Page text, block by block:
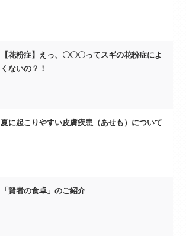
【花粉症】えっ、〇〇〇ってスギの花粉症によ
くないの？！
夏に起こりやすい皮膚疾患（あせも）について
「賢者の食卓」のご紹介